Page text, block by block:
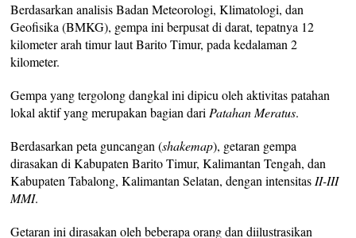
Berdasarkan analisis Badan Meteorologi, Klimatologi, dan
Geofisika (BMKG), gempa ini berpusat di darat, tepatnya 12
kilometer arah timur laut Barito Timur, pada kedalaman 2
kilometer.
Gempa yang tergolong dangkal ini dipicu oleh aktivitas patahan
lokal aktif yang merupakan bagian dari Patahan Meratus.
Berdasarkan peta guncangan (shakemap), getaran gempa
dirasakan di Kabupaten Barito Timur, Kalimantan Tengah, dan
Kabupaten Tabalong, Kalimantan Selatan, dengan intensitas II-III
MMI.
Getaran ini dirasakan oleh beberapa orang dan diilustrasikan